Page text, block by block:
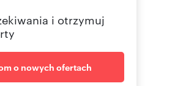
i otrzymuj
o nowych ofertach